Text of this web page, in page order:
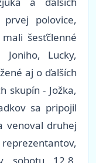
polovice,
šesťčlenné
Lucky,
aj o ďalších
skupín - Jožka,
sa pripojil
venoval druhej